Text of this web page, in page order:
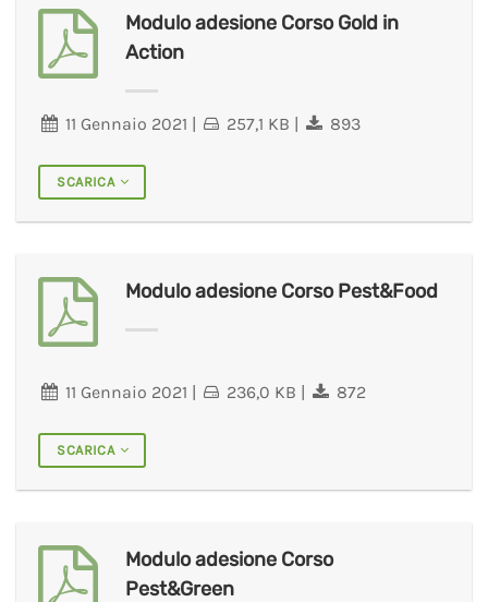
Modulo adesione Corso Gold in
Action
11 Gennaio 2021 | 257,1 KB | 893
SCARICA
Modulo adesione Corso Pest&Food
11 Gennaio 2021 | 236,0 KB | 872
SCARICA
Modulo adesione Corso
Pest&Green